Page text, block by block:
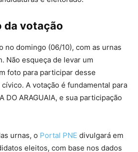
da votação
no domingo (06/10), com as urnas
Não esqueça de levar um
foto para participar desse
A votação é fundamental para
DO ARAGUAIA, e sua participação
urnas, o Portal PNE divulgará em
eleitos, com base nos dados